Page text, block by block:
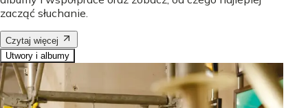
zacząć słuchanie.
Czytaj więcej
Utwory i albumy